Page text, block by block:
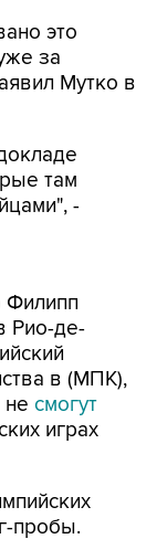
это
за
Мутко в
там
-
Филипп
Рио-де-
в (МПК),
не смогут
играх
пробы.